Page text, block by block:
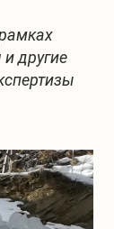
другие